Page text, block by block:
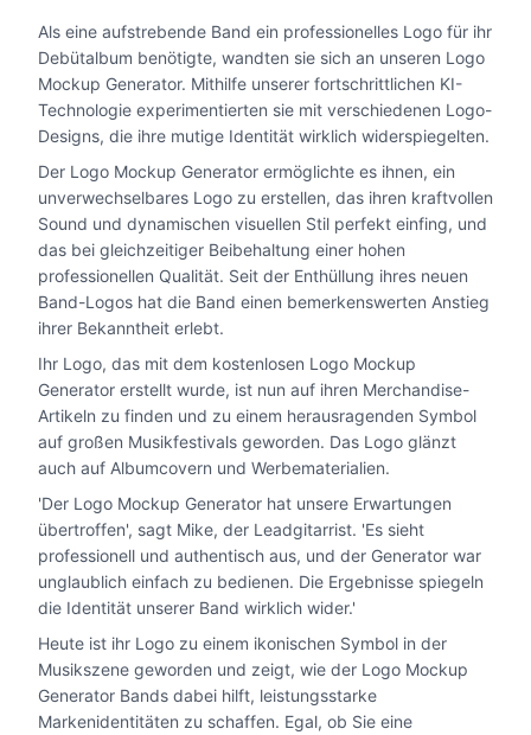
Als eine aufstrebende Band ein professionelles Logo für ihr
Debütalbum benötigte, wandten sie sich an unseren Logo
Mockup Generator. Mithilfe unserer fortschrittlichen KI-
Technologie experimentierten sie mit verschiedenen Logo-
Designs, die ihre mutige Identität wirklich widerspiegelten.
Der Logo Mockup Generator ermöglichte es ihnen, ein
unverwechselbares Logo zu erstellen, das ihren kraftvollen
Sound und dynamischen visuellen Stil perfekt einfing, und
das bei gleichzeitiger Beibehaltung einer hohen
professionellen Qualität. Seit der Enthüllung ihres neuen
Band-Logos hat die Band einen bemerkenswerten Anstieg
ihrer Bekanntheit erlebt.
Ihr Logo, das mit dem kostenlosen Logo Mockup
Generator erstellt wurde, ist nun auf ihren Merchandise-
Artikeln zu finden und zu einem herausragenden Symbol
auf großen Musikfestivals geworden. Das Logo glänzt
auch auf Albumcovern und Werbematerialien.
'Der Logo Mockup Generator hat unsere Erwartungen
übertroffen', sagt Mike, der Leadgitarrist. 'Es sieht
professionell und authentisch aus, und der Generator war
unglaublich einfach zu bedienen. Die Ergebnisse spiegeln
die Identität unserer Band wirklich wider.'
Heute ist ihr Logo zu einem ikonischen Symbol in der
Musikszene geworden und zeigt, wie der Logo Mockup
Generator Bands dabei hilft, leistungsstarke
Markenidentitäten zu schaffen. Egal, ob Sie eine